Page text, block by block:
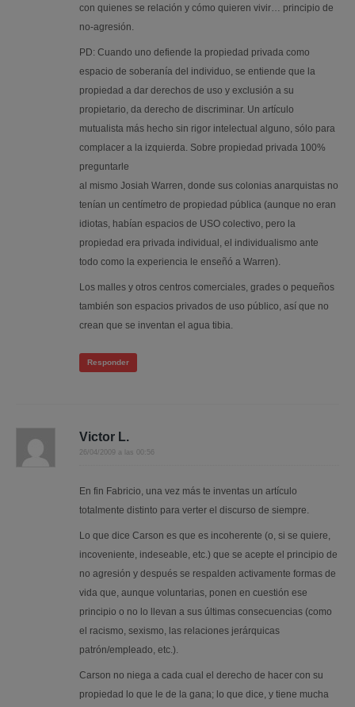
con quienes se relación y cómo quieren vivir… principio de
no-agresión.
PD: Cuando uno defiende la propiedad privada como
espacio de soberanía del individuo, se entiende que la
propiedad a dar derechos de uso y exclusión a su
propietario, da derecho de discriminar. Un artículo
mutualista más hecho sin rigor intelectual alguno, sólo para
complacer a la izquierda. Sobre propiedad privada 100%
preguntarle
al mismo Josiah Warren, donde sus colonias anarquistas no
tenían un centímetro de propiedad pública (aunque no eran
idiotas, habían espacios de USO colectivo, pero la
propiedad era privada individual, el individualismo ante
todo como la experiencia le enseñó a Warren).
Los malles y otros centros comerciales, grades o pequeños
también son espacios privados de uso público, así que no
crean que se inventan el agua tibia.
Responder
Victor L.
26/04/2009 a las 00:56
En fin Fabricio, una vez más te inventas un artículo
totalmente distinto para verter el discurso de siempre.
Lo que dice Carson es que es incoherente (o, si se quiere,
incoveniente, indeseable, etc.) que se acepte el principio de
no agresión y después se respalden activamente formas de
vida que, aunque voluntarias, ponen en cuestión ese
principio o no lo llevan a sus últimas consecuencias (como
el racismo, sexismo, las relaciones jerárquicas
patrón/empleado, etc.).
Carson no niega a cada cual el derecho de hacer con su
propiedad lo que le de la gana; lo que dice, y tiene mucha